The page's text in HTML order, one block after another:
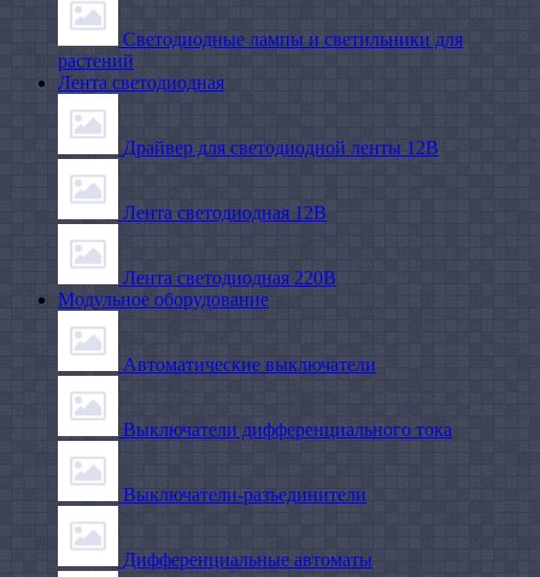
Светодиодные лампы и светильники для
растений
Лента светодиодная
Драйвер для светодиодной ленты 12В
Лента светодиодная 12В
Лента светодиодная 220В
Модульное оборудование
Автоматические выключатели
Выключатели дифференциального тока
Выключатели-разъединители
Дифференциальные автоматы